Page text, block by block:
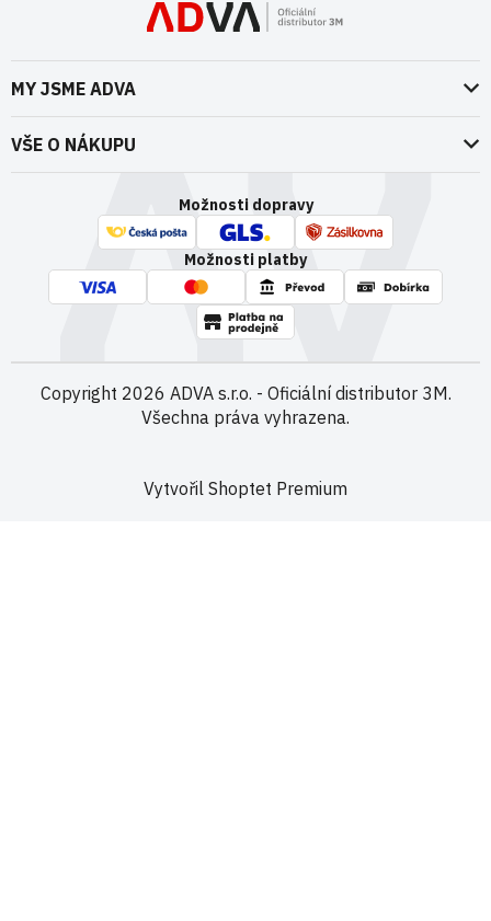
MY JSME ADVA
O nás
Naše dokumenty
Nedržíme se zbytečně při zemi
Kontakty
VŠE O NÁKUPU
VOP pro spotřebitele - fyzické osoby
VOP pro nakupující podnikatele
VOP Letectví / GT&C Aerospace
Kamenná prodejna
Možnosti dopravy
Možnosti platby
Vytvořil Shoptet Premium
Copyright 2026 ADVA s.r.o. - Oficiální distributor 3M.
Všechna práva vyhrazena.